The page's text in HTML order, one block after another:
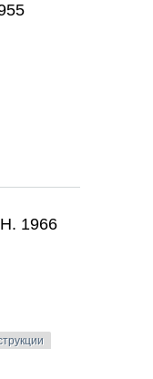
1966